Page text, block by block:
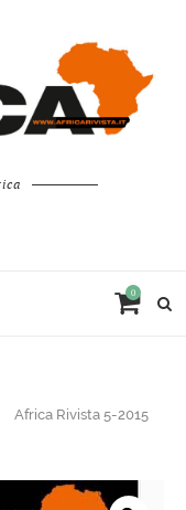
0
Africa Rivista 5-2015